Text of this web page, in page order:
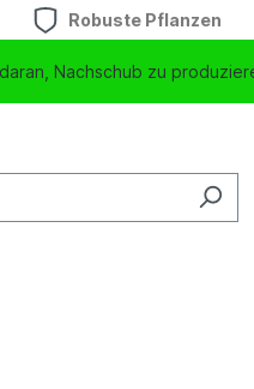
Robuste Pflanzen
Nachschub zu